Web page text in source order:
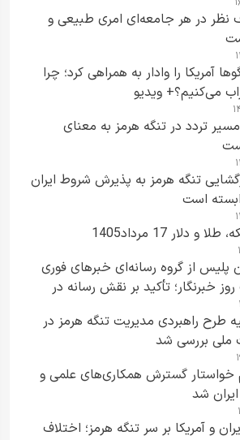
نظر در هر جامعه‌ای امری طبیعی و
آمریکا را وادار به همراهی کرد؛ چرا
می‌کنیم؟+ ویدیو
تردد در تنگه هرمز به معنای
تنگه هرمز به پذیرش شروط ایران
است
17 مرداد1405
پلیس از گروه رسانه‌ای خبرهای فوری
خبرنگار؛ تأکید بر نقش رسانه در
عمومی
طرح راهبردی مدیریت تنگه هرمز در
ملی بررسی شد
گسترش همکاری‌های علمی و
شد
و آمریکا بر سر تنگه هرمز؛ اختلاف